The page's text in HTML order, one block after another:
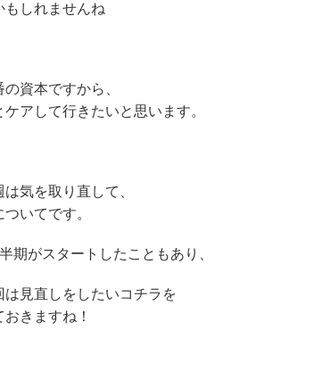
もしれませんね
資本ですから、
ケアして行きたいと思います。
気を取り直して、
ついてです。
期がスタートしたこともあり、
は見直しをしたいコチラを
きますね！